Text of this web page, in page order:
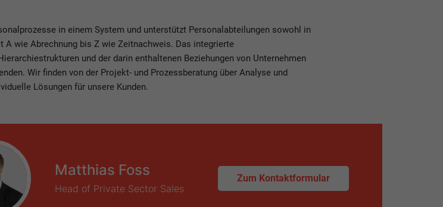
in einem System und unterstützt Personalabteilungen sowohl in
wie Abrechnung bis Z wie Zeitnachweis. Das integrierte
und der darin enthaltenen Beziehungen von Unternehmen
Wir finden von der Projekt- und Prozessberatung über Analyse und
Lösungen für unsere Kunden.
Matthias Foss
Head of Private Sector Sales
Zum Kontaktformular